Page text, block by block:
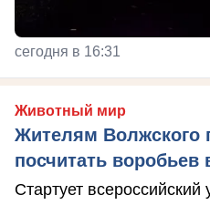
сегодня в 16:31
Животный мир
Жителям Волжского
посчитать
Стартует всероссийский